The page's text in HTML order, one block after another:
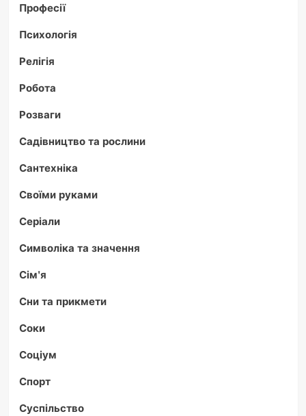
Професії
Психологія
Релігія
Робота
Розваги
Садівництво та рослини
Сантехніка
Своїми руками
Серіали
Символіка та значення
Сім'я
Сни та прикмети
Соки
Соціум
Спорт
Суспільство